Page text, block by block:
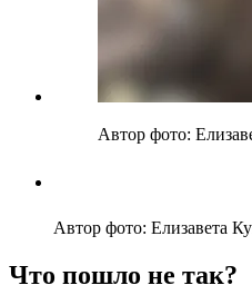
Автор фото:
Автор фото: Елизавета
Что пошло не так?